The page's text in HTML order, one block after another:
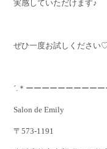
実感していただけます♪
ぜひ一度お試しください
´.＊ーーーーーーーーーー
Salon de Emily
〒573-1191